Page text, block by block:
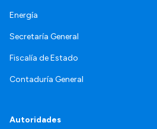
Energía
Secretaría General
Fiscalía de Estado
Contaduría General
Autoridades